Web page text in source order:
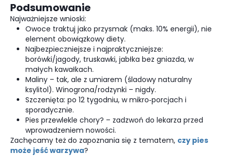
Podsumowanie
Najważniejsze wnioski:
Owoce traktuj jako przysmak (maks. 10% energii), nie
element obowiązkowy diety.
Najbezpieczniejsze i najpraktyczniejsze:
borówki/jagody, truskawki, jabłka bez gniazda, w
małych kawałkach.
Maliny – tak, ale z umiarem (śladowy naturalny
ksylitol). Winogrona/rodzynki – nigdy.
Szczenięta: po 12 tygodniu, w mikro‑porcjach i
sporadycznie.
Pies przewlekle chory? – zadzwoń do lekarza przed
wprowadzeniem nowości.
Zachęcamy też do zapoznania się z tematem, czy pies
może jeść warzywa?